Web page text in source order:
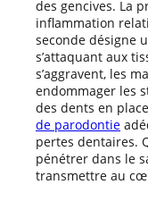
des gencives. La
inflammation
seconde désigne
s’attaquant aux
s’aggravent, les
endommager les
des dents en
de parodontie
pertes dentaires.
pénétrer dans le
transmettre au